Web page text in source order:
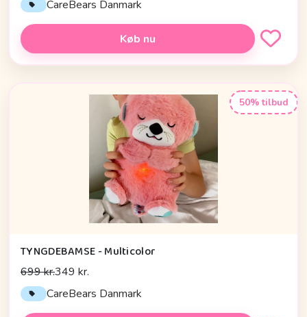
CareBears Danmark
Køb nu
50% tilbud
TYNGDEBAMSE - Multicolor
699 kr.349 kr.
CareBears Danmark